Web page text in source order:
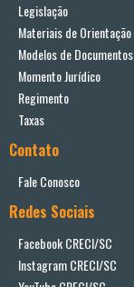
Legislação
Materiais de Orientação
Modelos de Documentos
Momento Jurídico
Regimento
Taxas
Contato
Fale Conosco
Redes Sociais
Facebook CRECI/SC
Instagram CRECI/SC